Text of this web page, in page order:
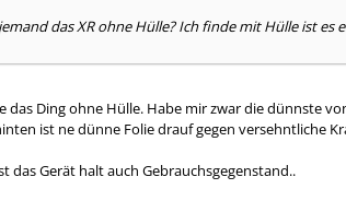
das XR ohne Hülle? Ich finde mit Hülle ist es
das Ding ohne Hülle. Habe mir zwar die dünnste
ist ne dünne Folie drauf gegen versehntliche
das Gerät halt auch Gebrauchsgegenstand..